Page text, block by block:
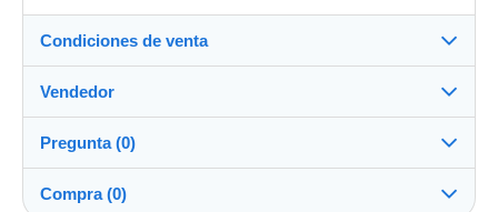
Condiciones de venta
Envío tras el pago dentro de los 5 días
Vendedor
MondialCollection100%(36125x)
PRO
Pregunta (0)
Compra (0)